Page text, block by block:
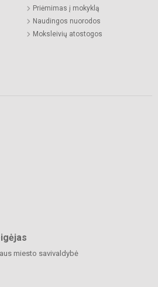
Priėmimas į mokyklą
Naudingos nuorodos
Moksleivių atostogos
miesto savivaldybė